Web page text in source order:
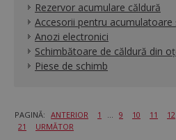
Rezervor acumulare căldură
Accesorii pentru acumulatoare
Anozi electronici
Schimbătoare de căldură din
Piese de schimb
PAGINĂ: ANTERIOR 1 ... 9 10 11 12
21
URMĂTOR